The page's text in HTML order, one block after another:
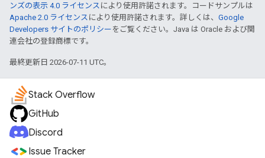
ンズの表示 4.0 ライセンス により使用許諾されます。コードサンプルは
Apache 2.0 ライセンス により使用許諾されます。詳しくは、 Google
Developers サイトのポリシー をご覧ください。Java は Oracle および関
連会社の登録商標です。
最終更新日 2026-07-11 UTC。
Stack Overflow
GitHub
Discord
Issue Tracker